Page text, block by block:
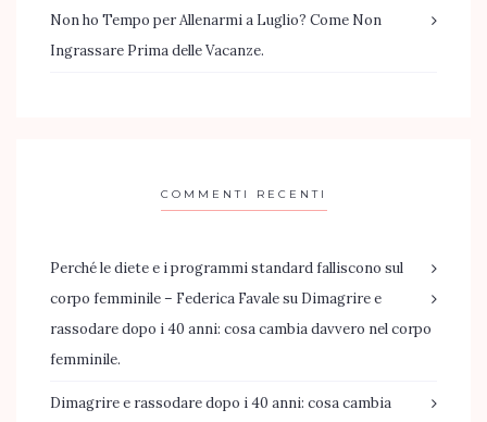
Non ho Tempo per Allenarmi a Luglio? Come Non
Ingrassare Prima delle Vacanze.
COMMENTI RECENTI
Perché le diete e i programmi standard falliscono sul
corpo femminile – Federica Favalesu Dimagrire e
rassodare dopo i 40 anni: cosa cambia davvero nel corpo
femminile.
Dimagrire e rassodare dopo i 40 anni: cosa cambia